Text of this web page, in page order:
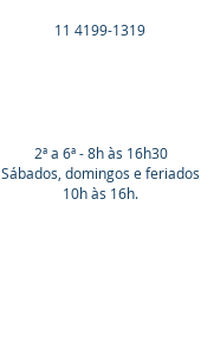
11 4199-1319
2ª a 6ª - 8h às 16h30
Sábados, domingos e feriados
10h às 16h.